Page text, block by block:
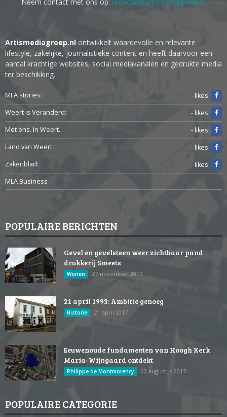
Artismediagroep.nl ontwikkelt waardevolle en relevante
lifestyle, zakelijke, journalistieke content en heeft daarvoor een
aantal krachtige websites, social mediakanalen en gedrukte media
ter beschikking.
MLA stories:
- likes
Weert is Veranderd:
- likes
Met ons. In Weert.:
- likes
Land van Weert:
- likes
Zakenblad:
- likes
MLA Business
POPULAIRE BERICHTEN
Gevel en gevelsteen weer zichtbaar pand
drukkerij Smeets
Wonen 27 november 2017
21 april 1993: Ambitie genoeg
Historie 21 april 2017
Eeuwenoude fundamenten van Hoogh Kerk
Maria-Wijngaard ontdekt
Philippe de Montmorency 22 augustus 2017
POPULAIRE CATEGORIE